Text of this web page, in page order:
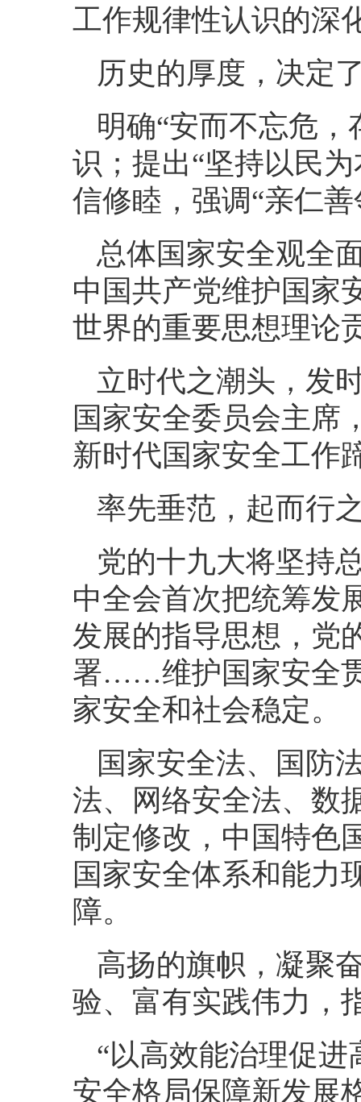
工作规律性认识的深
历史的厚度，决定
明确“安而不忘危
识；提出“坚持以民
信修睦，强调“亲仁
总体国家安全观全
中国共产党维护国家
世界的重要思想理论
立时代之潮头，发
国家安全委员会主席
新时代国家安全工作
率先垂范，起而行
党的十九大将坚持
中全会首次把统筹发
发展的指导思想，党
署……维护国家安全
家安全和社会稳定。
国家安全法、国防
法、网络安全法、
制定修改，中国特色
国家安全体系和能力
障。
高扬的旗帜，凝聚
验、富有实践伟力，
“以高效能治理促
安全格局保障新发展